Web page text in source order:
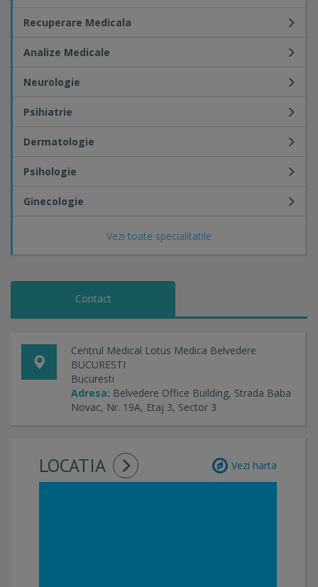
Vezi toate specialitatile
Recuperare Medicala
Analize Medicale
Neurologie
Psihiatrie
Dermatologie
Psihologie
Ginecologie
Contact
Centrul Medical Lotus Medica Belvedere
BUCURESTI
Bucuresti
Adresa: Belvedere Office Building, Strada Baba
Novac, Nr. 19A, Etaj 3, Sector 3
LOCATIA Vezi harta